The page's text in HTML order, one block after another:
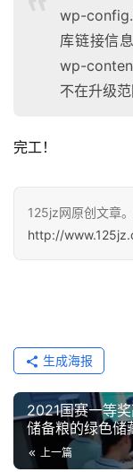
页
讯
计
专
题
登录
wp-
库链接信
wp-
不在升级
完工！
125jz网原创文章
http://
生成海报
2021国赛一等
储备粮的绿色储
上一篇